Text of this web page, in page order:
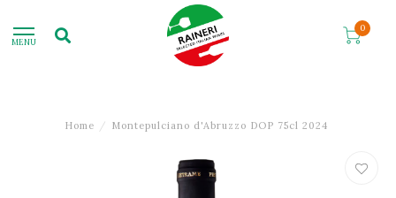
MENU
0
Home / Montepulciano d'Abruzzo DOP 75cl 2024